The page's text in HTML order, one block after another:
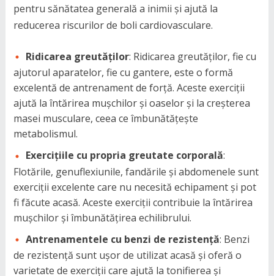
pentru sănătatea generală a inimii și ajută la
reducerea riscurilor de boli cardiovasculare.
Ridicarea greutăților: Ridicarea greutăților, fie cu
ajutorul aparatelor, fie cu gantere, este o formă
excelentă de antrenament de forță. Aceste exerciții
ajută la întărirea mușchilor și oaselor și la creșterea
masei musculare, ceea ce îmbunătățește
metabolismul.
Exercițiile cu propria greutate corporală:
Flotările, genuflexiunile, fandările și abdomenele sunt
exerciții excelente care nu necesită echipament și pot
fi făcute acasă. Aceste exerciții contribuie la întărirea
mușchilor și îmbunătățirea echilibrului.
Antrenamentele cu benzi de rezistență: Benzi
de rezistență sunt ușor de utilizat acasă și oferă o
varietate de exerciții care ajută la tonifierea și